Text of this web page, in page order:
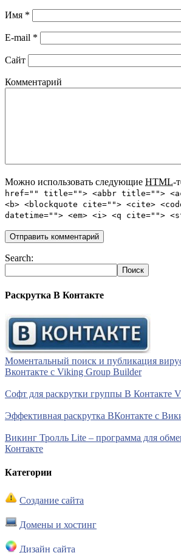
Имя *
E-mail *
Сайт
Комментарий
Можно использовать следующие HTML-
href="" title=""> <abbr title="">
<b> <blockquote cite=""> <cite>
datetime=""> <em> <i> <q cite="">
Search:
Раскрутка В Контакте
Моментальный поиск и публикация
Вконтакте с Viking Group Builder
Софт для раскрутки группы В Контакте
Эффективная раскрутка ВКонтакте с
Викинг Тролль Lite – программа для
Контакте
Категории
Создание сайта
Домены и хостинг
Дизайн сайта